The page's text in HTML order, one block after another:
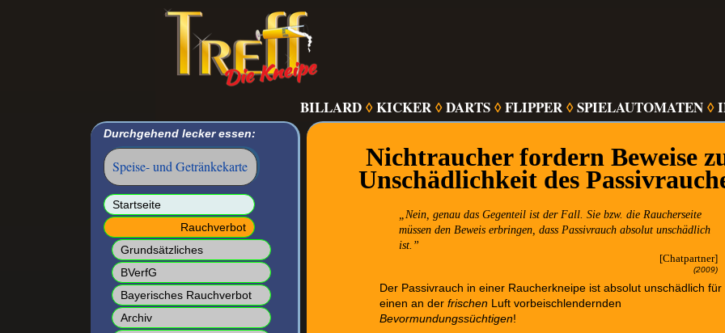
BILLARD◊ KICKER◊ DARTS◊ FLIPPER◊ SPIELAUTOMATEN◊
Nichtraucher fordern Beweise
Unschädlichkeit des
Nein, genau das Gegenteil ist der Fall. Sie bzw. die Raucherseite
müssen den Beweis erbringen, dass Passivrauch absolut unschädlich
ist.
[Chatpartner]
(2009)
Der Passivrauch in einer Raucherkneipe ist absolut unschädlich für
einen an der frischen Luft vorbeischlendernden
Bevormundungssüchtigen!
Durchgehend lecker essen:
Speise- und Getränkekarte
Navigation
überspringen
Startseite
Rauchverbot
Grundsätzliches
BVerfG
Bayerisches Rauchverbot
Archiv